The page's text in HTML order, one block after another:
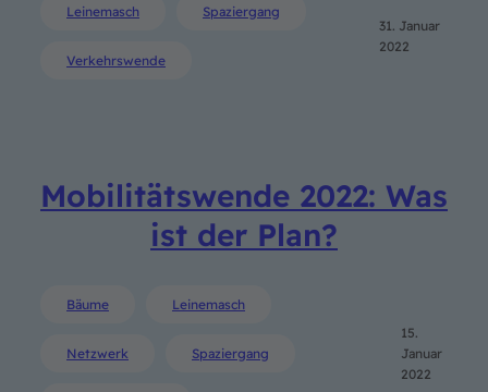
Leinemasch Spaziergang
Verkehrswende
31. Januar
2022
Mobilitätswende 2022: Was
ist der Plan?
Bäume Leinemasch
Netzwerk Spaziergang
15.
Januar
2022